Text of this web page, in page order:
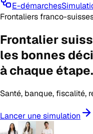
E-démarches
Frontaliers franco-
Frontalier
les bonnes
à chaque étape.
Santé, banque, fiscalité,
Lancer une simulation